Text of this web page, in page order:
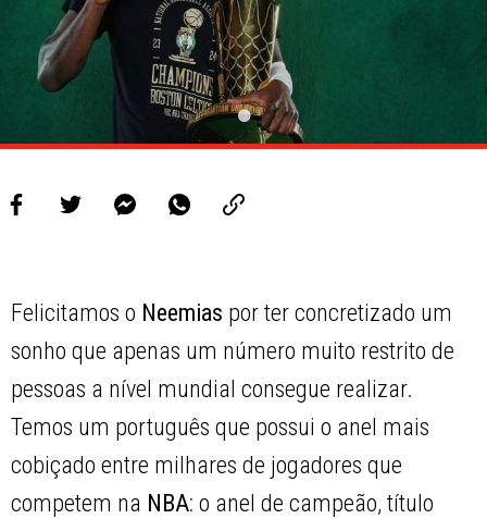
Felicitamos o Neemias por ter concretizado um
sonho que apenas um número muito restrito de
pessoas a nível mundial consegue realizar.
Temos um português que possui o anel mais
cobiçado entre milhares de jogadores que
competem na NBA: o anel de campeão, título